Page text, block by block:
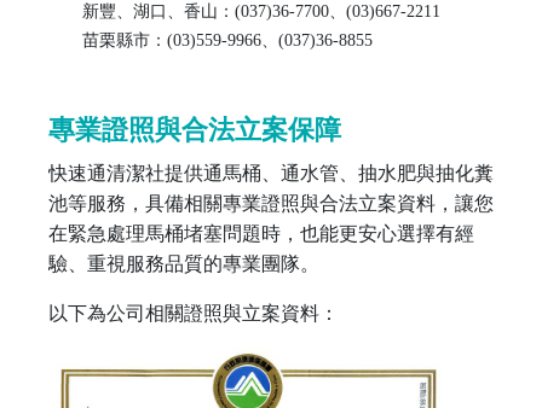
新豐、湖口、香山：(037)36-7700、(03)667-2211
苗栗縣市：(03)559-9966、(037)36-8855
專業證照與合法立案保障
快速通清潔社提供通馬桶、通水管、抽水肥與抽化糞
池等服務，具備相關專業證照與合法立案資料，讓您
在緊急處理馬桶堵塞問題時，也能更安心選擇有經
驗、重視服務品質的專業團隊。
以下為公司相關證照與立案資料：